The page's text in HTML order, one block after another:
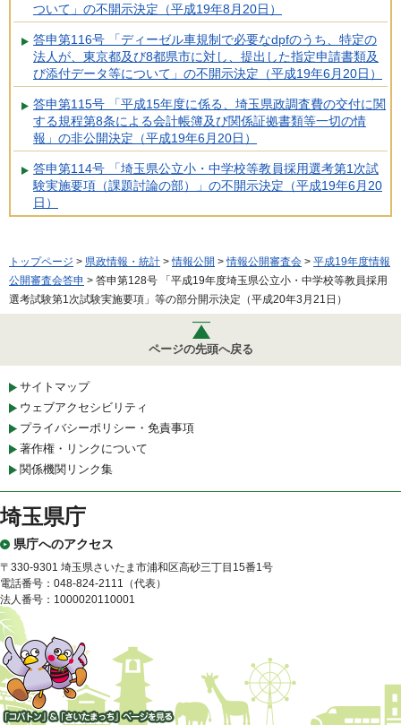
ついて」の不開示決定（平成19年8月20日）
答申第116号 「ディーゼル車規制で必要なdpfのうち、特定の
法人が、東京都及び8都県市に対し、提出した指定申請書類及
び添付データ等について」の不開示決定（平成19年6月20日）
答申第115号 「平成15年度に係る、埼玉県政調査費の交付に関
する規程第8条による会計帳簿及び関係証拠書類等一切の情
報」の非公開決定（平成19年6月20日）
答申第114号 「埼玉県公立小・中学校等教員採用選考第1次試
験実施要項（課題討論の部）」の不開示決定（平成19年6月20
日）
トップページ > 県政情報・統計 >情報公開 >情報公開審査会 > 平成19年度情報
公開審査会答申 > 答申第128号 「平成19年度埼玉県公立小・中学校等教員採用
選考試験第1次試験実施要項」等の部分開示決定（平成20年3月21日）
ページの先頭へ戻る
サイトマップ
ウェブアクセシビリティ
プライバシーポリシー・免責事項
著作権・リンクについて
関係機関リンク集
埼玉県庁
県庁へのアクセス
〒330-9301 埼玉県さいたま市浦和区高砂三丁目15番1号
電話番号：048-824-2111（代表）
法人番号：1000020110001
「コバトン」&「さいたまっ